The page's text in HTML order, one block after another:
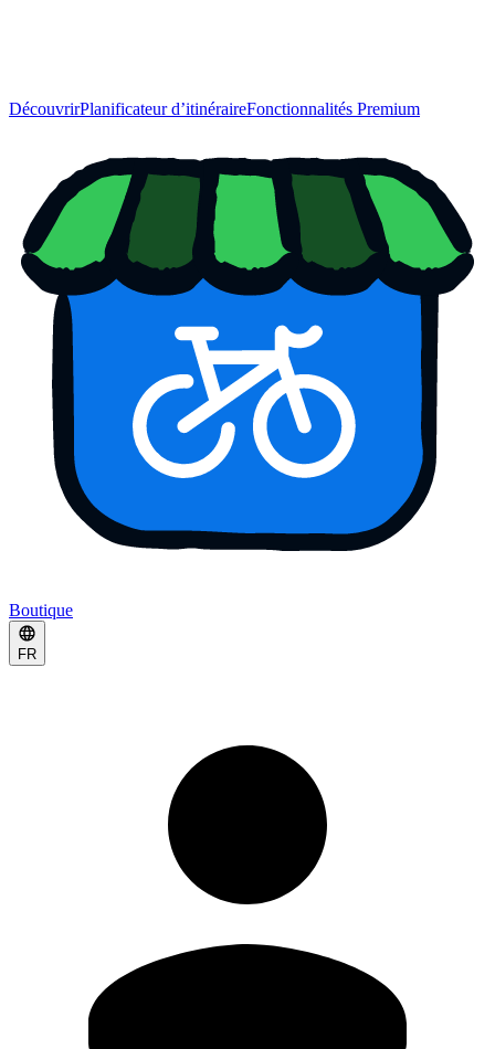
DécouvrirPlanificateur d’itinéraireFonctionnalités Premium
Boutique
FR